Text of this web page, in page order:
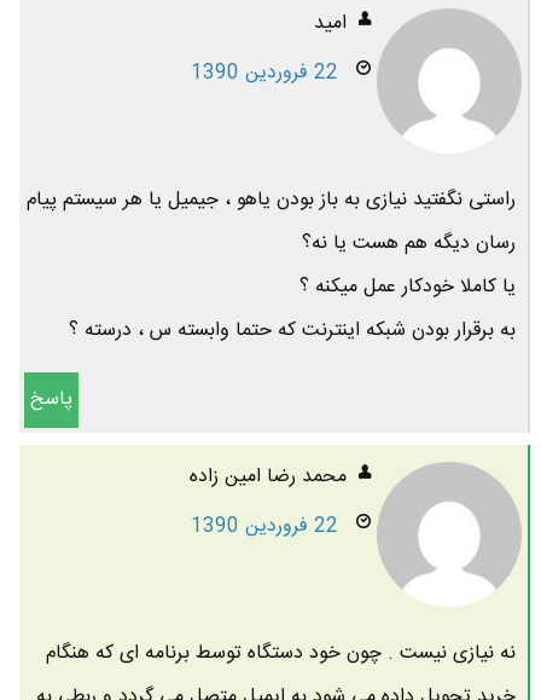
امید
22 فروردین 1390
راستی نگفتید نیازی به باز بودن یاهو ، جیمیل یا هر سیستم پیام
رسان دیگه هم هست یا نه؟
یا کاملا خودکار عمل میکنه ؟
به برقرار بودن شبکه اینترنت که حتما وابسته س ، درسته ؟
پاسخ
محمد رضا امين زاده
22 فروردین 1390
نه نیازی نیست . چون خود دستگاه توسط برنامه ای که هنگام